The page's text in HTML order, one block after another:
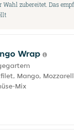
Wahl zubereitet. Das
Wrap
Mango,
Mix